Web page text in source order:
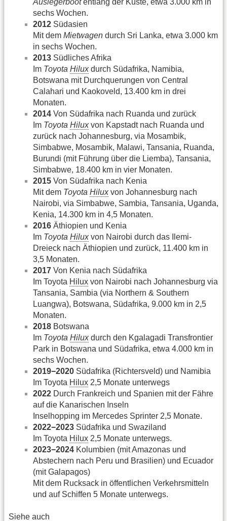
sechs Wochen.
2012 Südasien
Mit dem Mietwagen durch Sri Lanka, etwa 3.000 km
in sechs Wochen.
2013 Südliches Afrika
Im Toyota Hiluxdurch Südafrika, Namibia,
Botswana mit Durchquerungen von Central
Calahari und Kaokoveld, 13.400 km in drei
Monaten.
2014 Von Südafrika nach Ruanda und zurück
Im Toyota Hiluxvon Kapstadt nach Ruanda und
zurück nach Johannesburg, via Mosambik,
Simbabwe, Mosambik, Malawi, Tansania, Ruanda,
Burundi (mit Führung über die Liemba), Tansania,
Simbabwe, 18.400 km in vier Monaten.
2015 Von Südafrika nach Kenia
Mit dem Toyota Hiluxvon Johannesburg nach
Nairobi, via Simbabwe, Sambia, Tansania, Uganda,
Kenia, 14.300 km in 4,5 Monaten.
2016 Äthiopien und Kenia
Im Toyota Hiluxvon Nairobi durch das Ilemi-
Dreieck nach Äthiopien und zurück, 11.400 km in
3,5 Monaten.
2017 Von Kenia nach Südafrika
Im Toyota Hilux von Nairobi nach Johannesburg via
Tansania, Sambia (via Northern & Southern
Luangwa), Botswana, Südafrika, 9.000 km in 2,5
Monaten.
2018 Botswana
Im Toyota Hiluxdurch den Kgalagadi Transfrontier
Park in Botswana und Südafrika, etwa 4.000 km in
sechs Wochen.
2019−2020 Südafrika (Richtersveld) und Namibia
Im Toyota Hilux 2,5 Monate unterwegs
2022 Durch Frankreich und Spanien mit der Fähre
auf die Kanarischen Inseln
Inselhopping im Mercedes Sprinter 2,5 Monate.
2022−2023 Südafrika und Swaziland
Im Toyota Hilux 2,5 Monate unterwegs.
2023−2024 Kolumbien (mit Amazonas und
Abstechern nach Peru und Brasilien) und Ecuador
(mit Galapagos)
Mit dem Rucksack in öffentlichen Verkehrsmitteln
und auf Schiffen 5 Monate unterwegs.
Siehe auch